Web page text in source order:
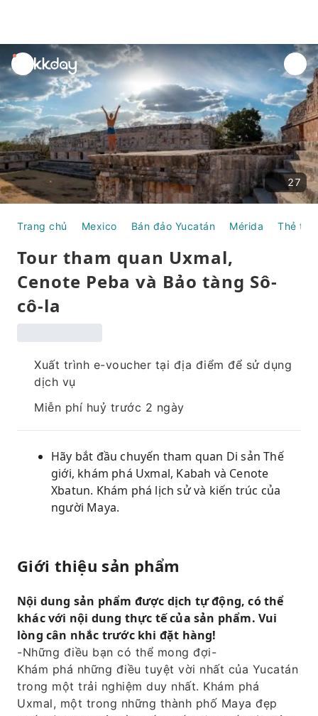
unread
notifications
27
Trang chủ Mexico Bán đảo Yucatán Mérida Thẻ
Tour tham quan Uxmal,
Cenote Peba và Bảo tàng Sô-
cô-la
Xuất trình e-voucher tại địa điểm để sử dụng
dịch vụ
Miễn phí huỷ trước 2 ngày
Hãy bắt đầu chuyến tham quan Di sản Thế
giới, khám phá Uxmal, Kabah và Cenote
Xbatun. Khám phá lịch sử và kiến ​​trúc của
người Maya.
Giới thiệu sản phẩm
Nội dung sản phẩm được dịch tự động, có thể
khác với nội dung thực tế của sản phẩm. Vui
lòng cân nhắc trước khi đặt hàng!
-Những điều bạn có thể mong đợi-
Khám phá những điều tuyệt vời nhất của Yucatán
trong một trải nghiệm duy nhất. Khám phá
Uxmal, một trong những thành phố Maya đẹp